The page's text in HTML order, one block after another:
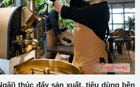
thúc đẩy sản xuất, tiêu dùng bền